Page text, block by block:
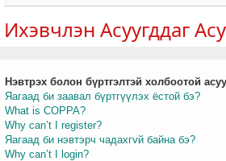
Ихэвчлэн Асуугддаг
Нэвтрэх болон бүртгэлтэй холбоотой
Яагаад би заавал бүртгүүлэх ёстой бэ?
What is COPPA?
Why can’t I register?
Яагаад би нэвтэрч чадахгvй байна бэ?
Why can’t I login?